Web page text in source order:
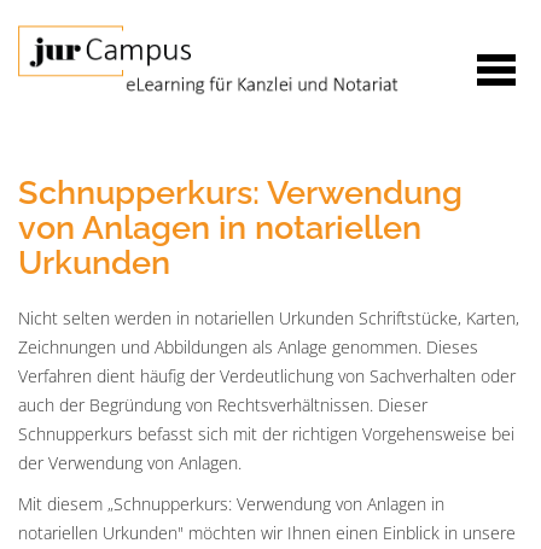
Schnupperkurs: Verwendung
von Anlagen in notariellen
Urkunden
Nicht selten werden in notariellen Urkunden Schriftstücke, Karten,
Zeichnungen und Abbildungen als Anlage genommen. Dieses
Verfahren dient häufig der Verdeutlichung von Sachverhalten oder
auch der Begründung von Rechtsverhältnissen. Dieser
Schnupperkurs befasst sich mit der richtigen Vorgehensweise bei
der Verwendung von Anlagen.
Mit diesem „Schnupperkurs: Verwendung von Anlagen in
notariellen Urkunden" möchten wir Ihnen einen Einblick in unsere